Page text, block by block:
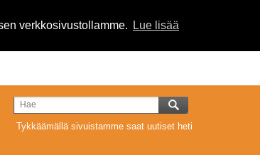
verkkosivustollamme. Lue lisää
Tykkäämällä sivuistamme saat uutiset heti